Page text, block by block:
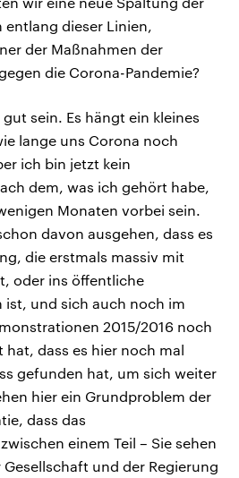
entlang dieser Linien,
der Maßnahmen der
die Corona-Pandemie?
gut sein. Es hängt ein kleines
lange uns Corona noch
ich bin jetzt kein
dem, was ich gehört habe,
Monaten vorbei sein.
davon ausgehen, dass es
die erstmals massiv mit
oder ins öffentliche
ist, und sich auch noch im
2015/2016 noch
dass es hier noch mal
gefunden hat, um sich weiter
hier ein Grundproblem der
dass das
einem Teil – Sie sehen
und der Regierung